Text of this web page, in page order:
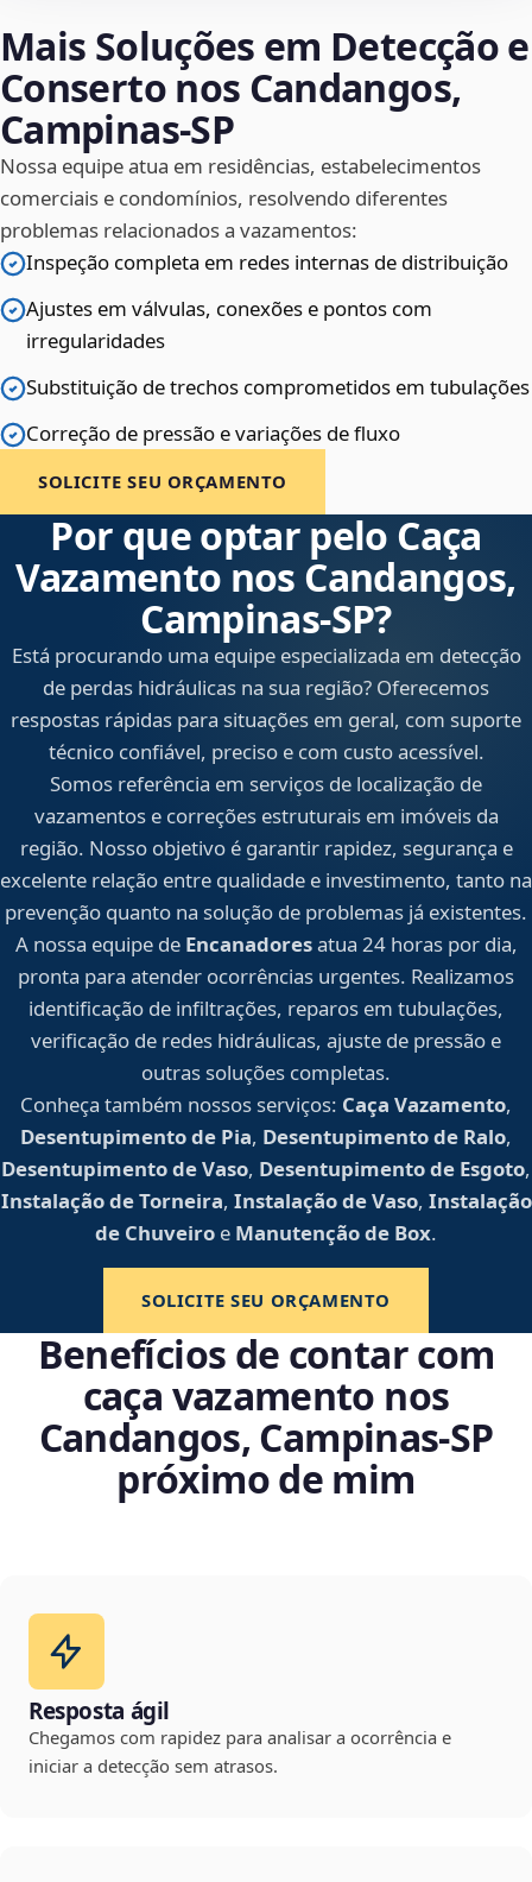
Mais Soluções em Detecção e
Conserto nos Candangos,
Campinas‑SP
Nossa equipe atua em residências, estabelecimentos
comerciais e condomínios, resolvendo diferentes
problemas relacionados a vazamentos:
Inspeção completa em redes internas de distribuição
Ajustes em válvulas, conexões e pontos com
irregularidades
Substituição de trechos comprometidos em tubulações
Correção de pressão e variações de fluxo
SOLICITE SEU ORÇAMENTO
Por que optar pelo Caça
Vazamento nos Candangos,
Campinas‑SP?
Está procurando uma equipe especializada em detecção
de perdas hidráulicas na sua região? Oferecemos
respostas rápidas para situações em geral, com suporte
técnico confiável, preciso e com custo acessível.
Somos referência em serviços de localização de
vazamentos e correções estruturais em imóveis da
região. Nosso objetivo é garantir rapidez, segurança e
excelente relação entre qualidade e investimento, tanto na
prevenção quanto na solução de problemas já existentes.
A nossa equipe de Encanadoresatua 24 horas por dia,
pronta para atender ocorrências urgentes. Realizamos
identificação de infiltrações, reparos em tubulações,
verificação de redes hidráulicas, ajuste de pressão e
outras soluções completas.
Conheça também nossos serviços: Caça Vazamento,
Desentupimento de Pia, Desentupimento de Ralo,
Desentupimento de Vaso, Desentupimento de Esgoto,
Instalação de Torneira, Instalação de Vaso, Instalação
de Chuveiro e Manutenção de Box.
SOLICITE SEU ORÇAMENTO
Benefícios de contar com
caça vazamento nos
Candangos, Campinas‑SP
próximo de mim
Resposta ágil
Chegamos com rapidez para analisar a ocorrência e
iniciar a detecção sem atrasos.